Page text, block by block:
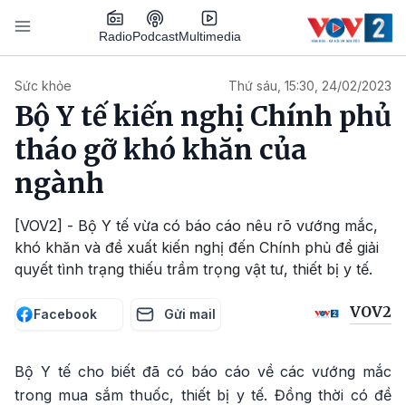
Nhảy đến nội dung
RadioPodcastMultimedia
Sức khỏe Thứ sáu, 15:30, 24/02/2023
Bộ Y tế kiến nghị Chính phủ
tháo gỡ khó khăn của
ngành
[VOV2] - Bộ Y tế vừa có báo cáo nêu rõ vướng mắc,
khó khăn và đề xuất kiến nghị đến Chính phủ để giải
quyết tình trạng thiếu trầm trọng vật tư, thiết bị y tế.
Facebook Gửi mail VOV2
Bộ Y tế cho biết đã có báo cáo về các vướng mắc
trong mua sắm thuốc, thiết bị y tế. Đồng thời có đề